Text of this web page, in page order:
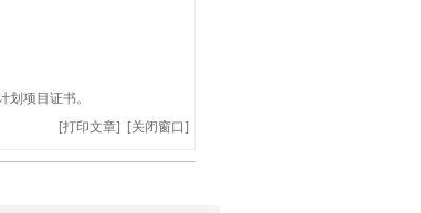
划项目证书。
[打印文章] [关闭窗口]